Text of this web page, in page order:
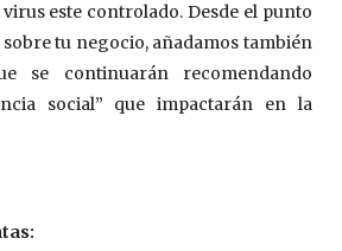
virus este controlado. Desde el punto
tu negocio, añadamos también
se continuarán recomendando
social” que impactarán en la